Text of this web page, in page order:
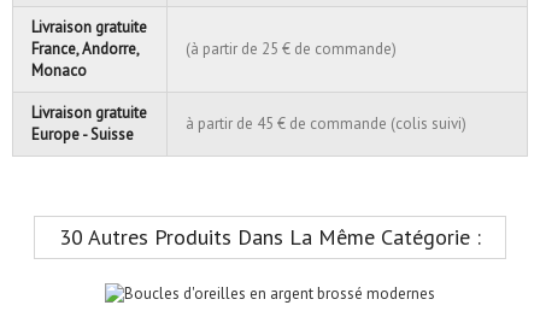
Livraison gratuite
France, Andorre,
Monaco
(à partir de 25 € de commande)
Livraison gratuite
Europe - Suisse
à partir de 45 € de commande (colis suivi)
30 Autres Produits Dans La Même Catégorie :